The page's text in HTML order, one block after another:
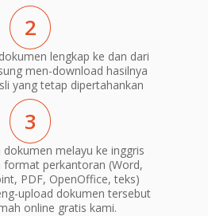
2
lengkap ke dan dari
men-download hasilnya
yang tetap dipertahankan
3
melayu ke inggris
format perkantoran (Word,
PDF, OpenOffice, teks)
upload dokumen tersebut
online gratis kami.